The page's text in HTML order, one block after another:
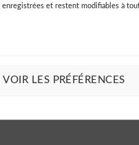
enregistrées et restent modifiables à
VOIR LES PRÉFÉRENCES
être